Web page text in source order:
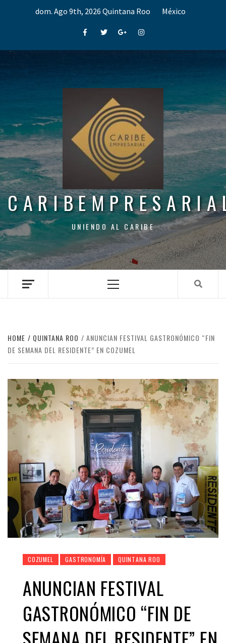
dom. Ago 9th, 2026 Quintana Roo México
FacebookTwitterGoogle+Instagram
UNIENDO AL CARIBE
Menu
HOME QUINTANA ROO
ANUNCIAN FESTIVAL GASTRONÓMICO “FIN
DE SEMANA DEL RESIDENTE” EN COZUMEL
COZUMEL GASTRONOMÍA QUINTANA ROO
ANUNCIAN FESTIVAL
GASTRONÓMICO “FIN DE